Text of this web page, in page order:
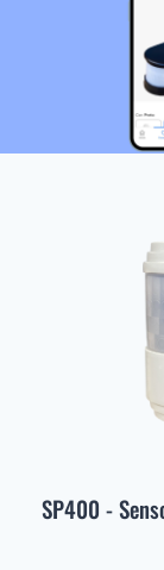
SP400 -